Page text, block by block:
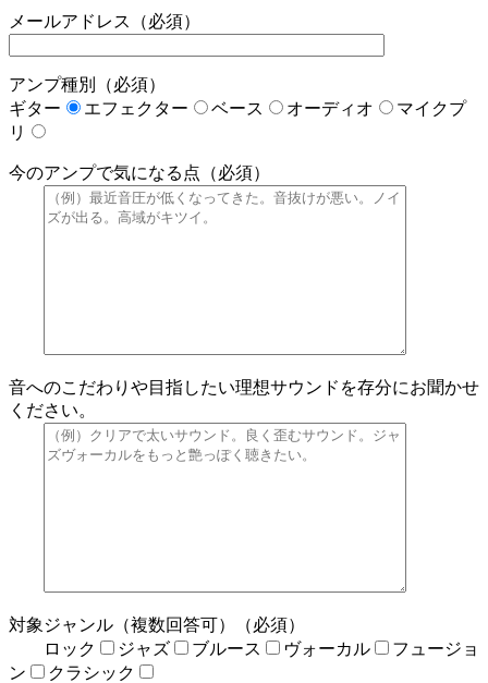
メールアドレス（必須）
アンプ種別（必須）
ギター
エフェクター ベース オーディオ
マイクプ
リ
今のアンプで気になる点（必須）
音へのこだわりや目指したい理想サウンドを存分にお聞かせ
ください。
対象ジャンル（複数回答可）（必須）
ロック
ジャズ ブルース ヴォーカル
フュージョ
ン
クラシック